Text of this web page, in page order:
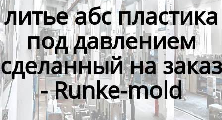
Контакты
литье абс пластика
под давлением
сделанный на заказ
- Runke-mold